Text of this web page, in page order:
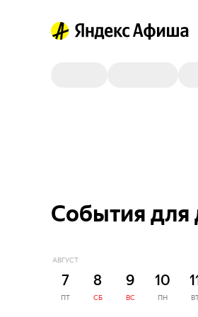
События для
АВГУСТ
7
ПТ
8
СБ
9
ВС
10
ПН